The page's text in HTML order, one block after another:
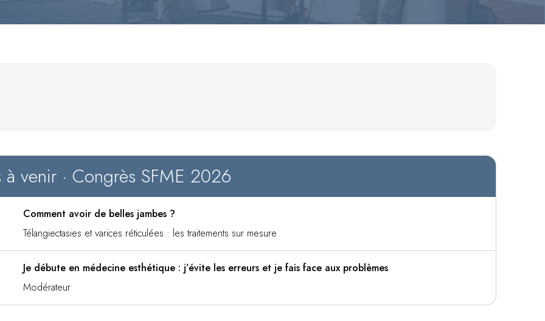
venir · Congrès SFME 2026
Comment avoir de belles jambes ?
Télangiectasies et varices réticulées : les traitements sur mesure
Je débute en médecine esthétique : j’évite les erreurs et je fais face aux problèmes
Modérateur